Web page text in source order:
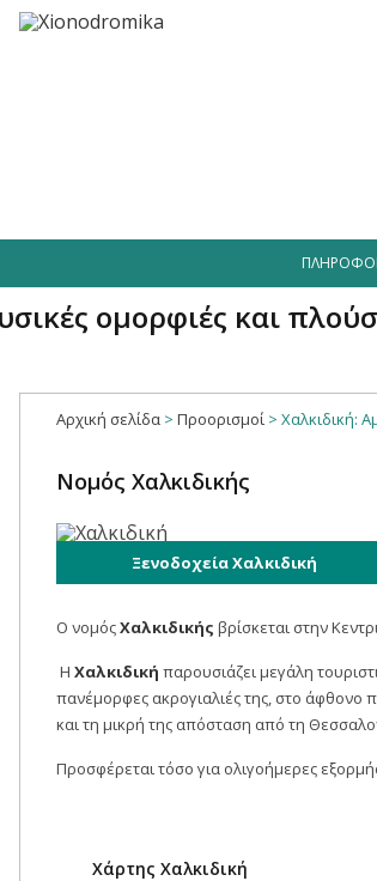
ομορφιές και
Αρχική σελίδα > Προορισμοί > Χαλκιδική:
Νομός Χαλκιδικής
Ξενοδοχεία Χαλκιδική
Ο νομόςΧαλκιδικής βρίσκεται στην
Η Χαλκιδική παρουσιάζει μεγάλη
πανέμορφες ακρογιαλιές της, στο άφθονο
και τη μικρή της απόσταση από τη
Προσφέρεται τόσο για ολιγοήμερες
Χάρτης Χαλκιδική